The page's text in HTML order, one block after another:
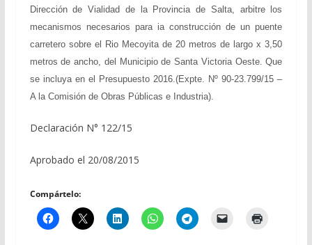
Dirección de Vialidad de la Provincia de Salta, arbitre los
mecanismos necesarios para ia construcción de un puente
carretero sobre el Rio Mecoyita de 20 metros de largo x 3,50
metros de ancho, del Municipio de Santa Victoria Oeste. Que
se incluya en el Presupuesto 2016.(Expte. Nº 90-23.799/15 –
A la Comisión de Obras Públicas e Industria).
Declaración N° 122/15
Aprobado el 20/08/2015
Compártelo: